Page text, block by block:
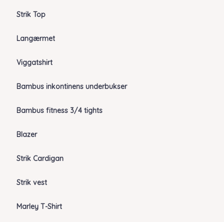
Strik Top
Langærmet
Viggatshirt
Bambus inkontinens underbukser
Bambus fitness 3/4 tights
Blazer
Strik Cardigan
Strik vest
Marley T-Shirt